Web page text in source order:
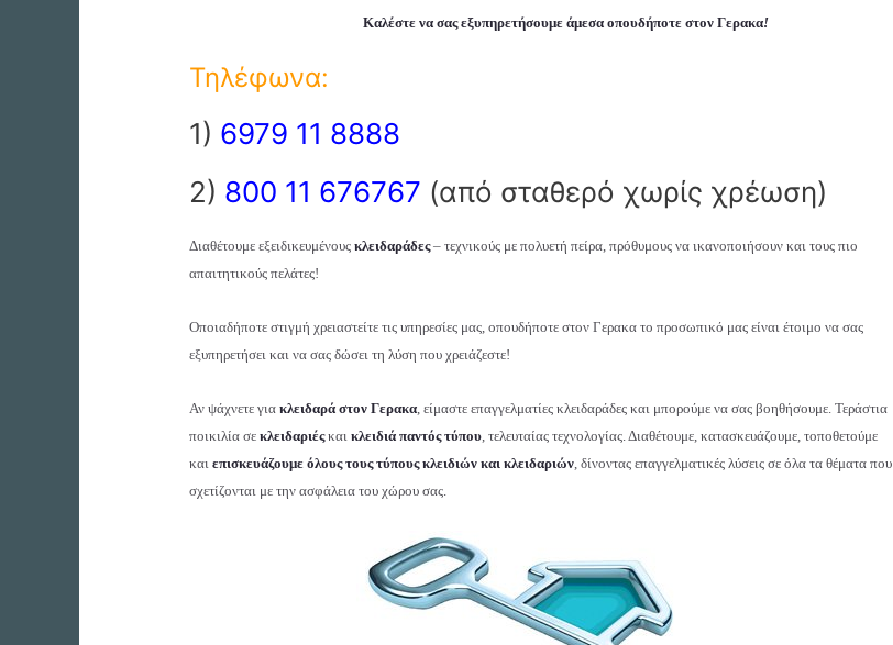
Καλέστε να σας εξυπηρετήσουμε άμεσα οπουδήποτε στον Γερακα!
Τηλέφωνα:
1) 6979 11 8888
2) 800 11 676767 (από σταθερό χωρίς χρέωση)
Διαθέτουμε εξειδικευμένουςκλειδαράδες– τεχνικούς με πολυετή πείρα, πρόθυμους να ικανοποιήσουν και τους πιο
απαιτητικούς πελάτες!
Οποιαδήποτε στιγμή χρειαστείτε τις υπηρεσίες μας, οπουδήποτε στον Γερακα το προσωπικό μας είναι έτοιμο να σας
εξυπηρετήσει και να σας δώσει τη λύση που χρειάζεστε!
Αν ψάχνετε γιακλειδαρά στον Γερακα , είμαστε επαγγελματίες κλειδαράδες και μπορούμε να σας βοηθήσουμε. Τεράστια
ποικιλία σεκλειδαριέςκαικλειδιά παντός τύπου , τελευταίας τεχνολογίας. Διαθέτουμε, κατασκευάζουμε, τοποθετούμε
καιεπισκευάζουμε όλους τους τύπους κλειδιών και κλειδαριών , δίνοντας επαγγελματικές λύσεις σε όλα τα θέματα που
σχετίζονται με την ασφάλεια του χώρου σας.